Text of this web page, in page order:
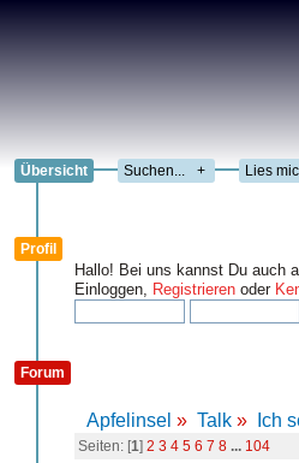
Übersicht + Lies
Profil
Hallo! Bei uns kannst Du auch
Einloggen, Registrieren oder
Forum
Apfelinsel » Talk » Ich
Seiten: [1] 2 3 4 5 6 7 8 ... 104